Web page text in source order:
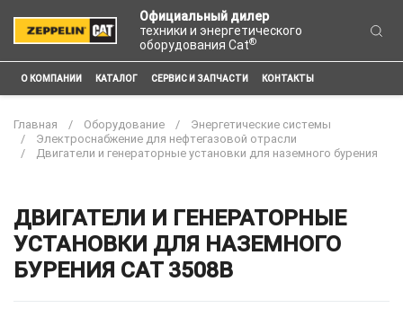
Официальный дилер
техники и энергетического
оборудования Cat®
О КОМПАНИИ КАТАЛОГ СЕРВИС И ЗАПЧАСТИ КОНТАКТЫ
Главная Оборудование
Энергетические системы
Электроснабжение для нефтегазовой отрасли
Двигатели и генераторные установки для наземного бурения
ДВИГАТЕЛИ И ГЕНЕРАТОРНЫЕ
УСТАНОВКИ ДЛЯ НАЗЕМНОГО
БУРЕНИЯ CAT 3508B